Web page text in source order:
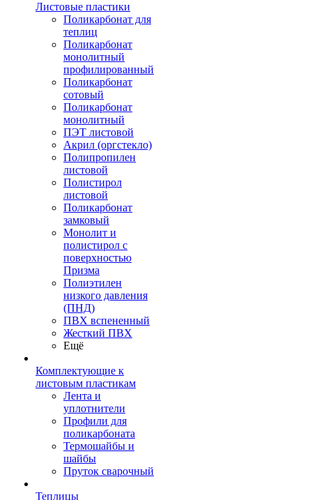
Листовые пластики
Поликарбонат для
теплиц
Поликарбонат
монолитный
профилированный
Поликарбонат
сотовый
Поликарбонат
монолитный
ПЭТ листовой
Акрил (оргстекло)
Полипропилен
листовой
Полистирол
листовой
Поликарбонат
замковый
Монолит и
полистирол с
поверхностью
Призма
Полиэтилен
низкого давления
(ПНД)
ПВХ вспененный
Жесткий ПВХ
Ещё
Комплектующие к
листовым пластикам
Лента и
уплотнители
Профили для
поликарбоната
Термошайбы и
шайбы
Пруток сварочный
Теплицы